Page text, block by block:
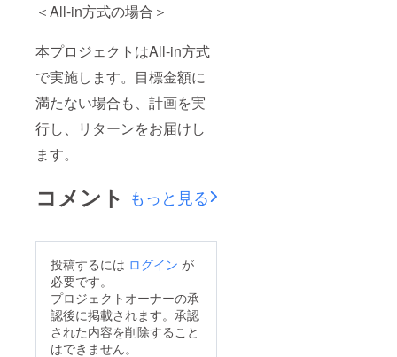
＜All-in方式の場合＞
本プロジェクトはAll-in方式
で実施します。目標金額に
満たない場合も、計画を実
行し、リターンをお届けし
ます。
コメント もっと見る
投稿するには ログイン が
必要です。
プロジェクトオーナーの承
認後に掲載されます。承認
された内容を削除すること
はできません。